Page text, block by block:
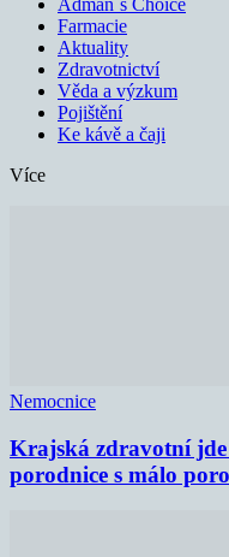
Farmacie
Aktuality
Zdravotnictví
Věda a výzkum
Pojištění
Ke kávě a čaji
Více
Nemocnice
Krajská zdravotní
porodnice s málo